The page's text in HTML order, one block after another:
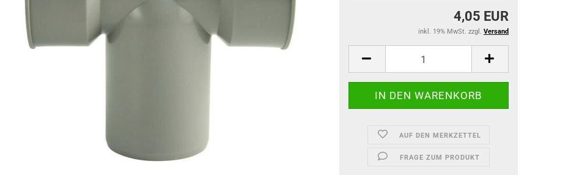
4,05 EUR
inkl. 19% MwSt. zzgl. Versand
AUF DEN MERKZETTEL
FRAGE ZUM PRODUKT